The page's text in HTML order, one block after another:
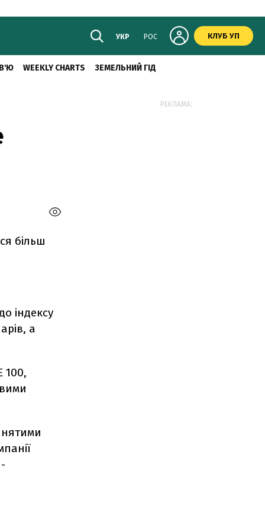
УКР РОС КЛУБ УП
WEEKLY CHARTS ЗЕМЕЛЬНИЙ ГІД
більш
індексу
а
100,
РЕКЛАМА: